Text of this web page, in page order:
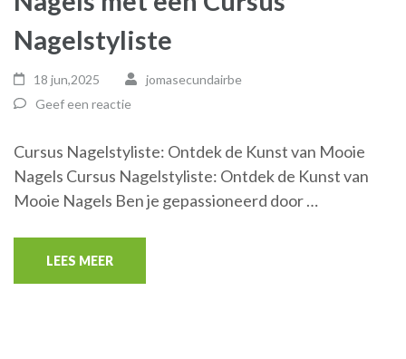
Nagelstyliste
18 jun,2025
jomasecundairbe
Geef een reactie
Cursus Nagelstyliste: Ontdek de Kunst van Mooie
Nagels Cursus Nagelstyliste: Ontdek de Kunst van
Mooie Nagels Ben je gepassioneerd door …
LEES MEER